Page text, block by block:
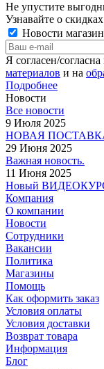
Не упустите
Узнавайте о
Новости
Я согласен/согласна
материалов и на
Подробнее
Новости
Все новости
9 Июля 2025
НОВАЯ
29 Июня 2025
Важная новость.
11 Июня 2025
Новый
Компания
О компании
Новости
Сотрудники
Вакансии
Политика
Магазины
Помощь
Как оформить заказ
Условия оплаты
Условия доставки
Возврат товара
Информация
Блог